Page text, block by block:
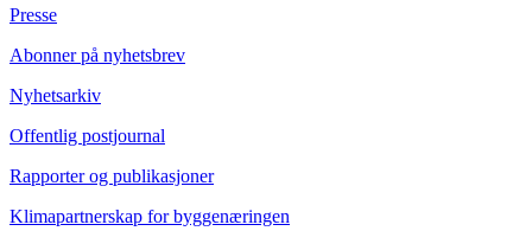
Presse
Abonner på nyhetsbrev
Nyhetsarkiv
Offentlig postjournal
Rapporter og publikasjoner
Klimapartnerskap for byggenæringen